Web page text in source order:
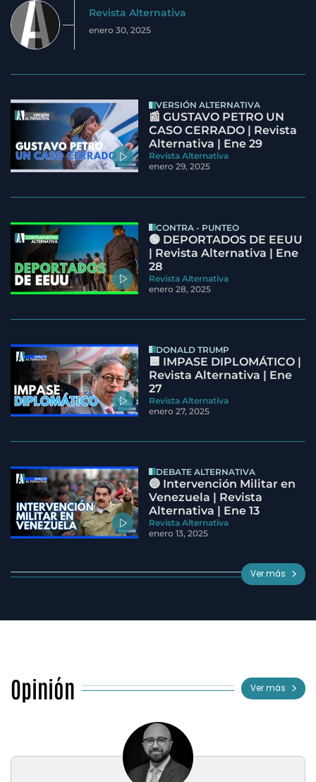
Revista Alternativa
enero 30, 2025
VERSIÓN ALTERNATIVA
📰 GUSTAVO PETRO UN
CASO CERRADO | Revista
Alternativa | Ene 29
Revista Alternativa
enero 29, 2025
CONTRA - PUNTEO
🟢 DEPORTADOS DE EEUU
| Revista Alternativa | Ene
28
Revista Alternativa
enero 28, 2025
DONALD TRUMP
🟦 IMPASE DIPLOMÁTICO |
Revista Alternativa | Ene
27
Revista Alternativa
enero 27, 2025
DEBATE ALTERNATIVA
🔵 Intervención Militar en
Venezuela | Revista
Alternativa | Ene 13
Revista Alternativa
enero 13, 2025
Ver más
Opinión Ver más